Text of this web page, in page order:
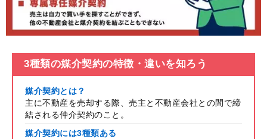
3種類の媒介契約の特徴・違いを知ろう
媒介契約とは？
主に不動産を売却する際、売主と不動産会社との間で締
結される仲介契約のこと。
媒介契約には3種類ある